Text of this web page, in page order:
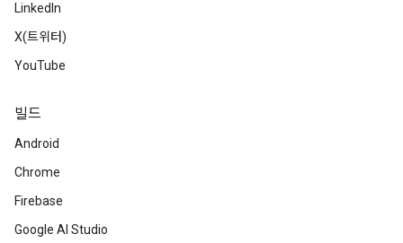
LinkedIn
X(트위터)
YouTube
빌드
Android
Chrome
Firebase
Google AI Studio